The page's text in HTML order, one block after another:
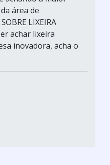
área de
LIXEIRA
achar lixeira
inovadora, acha o